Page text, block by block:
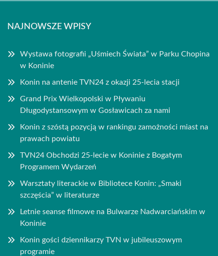
NAJNOWSZE WPISY
Wystawa fotografii „Uśmiech Świata” w Parku Chopina
w Koninie
Konin na antenie TVN24 z okazji 25-lecia stacji
Grand Prix Wielkopolski w Pływaniu
Długodystansowym w Gosławicach za nami
Konin z szóstą pozycją w rankingu zamożności miast na
prawach powiatu
TVN24 Obchodzi 25-lecie w Koninie z Bogatym
Programem Wydarzeń
Warsztaty literackie w Bibliotece Konin: „Smaki
szczęścia” w literaturze
Letnie seanse filmowe na Bulwarze Nadwarciańskim w
Koninie
Konin gości dziennikarzy TVN w jubileuszowym
programie